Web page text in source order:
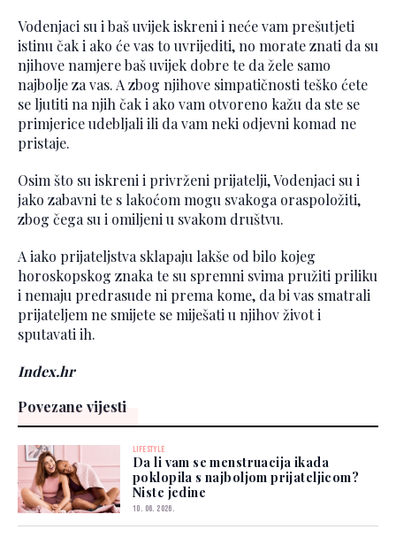
Vodenjaci su i baš uvijek iskreni i neće vam prešutjeti
istinu čak i ako će vas to uvrijediti, no morate znati da su
njihove namjere baš uvijek dobre te da žele samo
najbolje za vas. A zbog njihove simpatičnosti teško ćete
se ljutiti na njih čak i ako vam otvoreno kažu da ste se
primjerice udebljali ili da vam neki odjevni komad ne
pristaje.
Osim što su iskreni i privrženi prijatelji, Vodenjaci su i
jako zabavni te s lakoćom mogu svakoga oraspoložiti,
zbog čega su i omiljeni u svakom društvu.
A iako prijateljstva sklapaju lakše od bilo kojeg
horoskopskog znaka te su spremni svima pružiti priliku
i nemaju predrasude ni prema kome, da bi vas smatrali
prijateljem ne smijete se miješati u njihov život i
sputavati ih.
Index.hr
Povezane vijesti
LIFESTYLE
Da li vam se menstruacija ikada
poklopila s najboljom prijateljicom?
Niste jedine
10. 06. 2026.